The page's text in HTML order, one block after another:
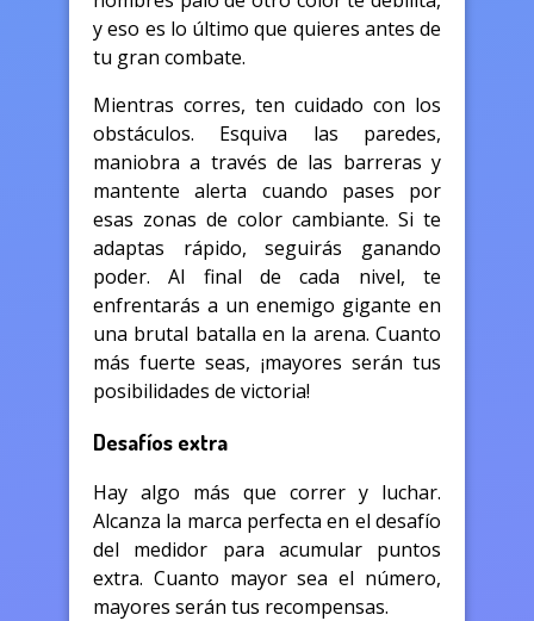
y eso es lo último que quieres antes de
tu gran combate.
Mientras corres, ten cuidado con los
obstáculos. Esquiva las paredes,
maniobra a través de las barreras y
mantente alerta cuando pases por
esas zonas de color cambiante. Si te
adaptas rápido, seguirás ganando
poder. Al final de cada nivel, te
enfrentarás a un enemigo gigante en
una brutal batalla en la arena. Cuanto
más fuerte seas, ¡mayores serán tus
posibilidades de victoria!
Desafíos extra
Hay algo más que correr y luchar.
Alcanza la marca perfecta en el desafío
del medidor para acumular puntos
extra. Cuanto mayor sea el número,
mayores serán tus recompensas.